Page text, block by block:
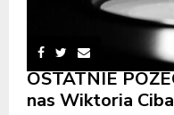
OSTATNIE
nas Wiktoria